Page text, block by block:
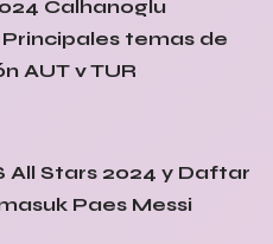
Calhanoglu
temas de
AUT v TUR
All Stars 2024 y Daftar
Paes Messi